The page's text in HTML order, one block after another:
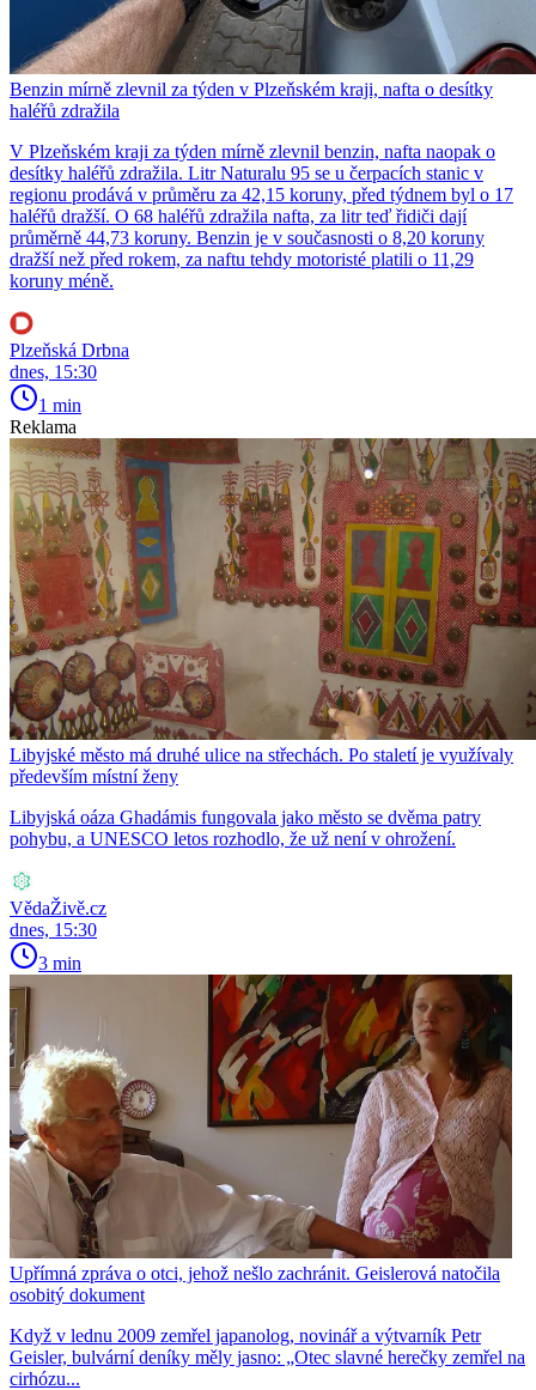
Benzin mírně zlevnil za týden v Plzeňském kraji, nafta o desítky
haléřů zdražila
V Plzeňském kraji za týden mírně zlevnil benzin, nafta naopak o
desítky haléřů zdražila. Litr Naturalu 95 se u čerpacích stanic v
regionu prodává v průměru za 42,15 koruny, před týdnem byl o 17
haléřů dražší. O 68 haléřů zdražila nafta, za litr teď řidiči dají
průměrně 44,73 koruny. Benzin je v současnosti o 8,20 koruny
dražší než před rokem, za naftu tehdy motoristé platili o 11,29
koruny méně.
Plzeňská Drbna
dnes, 15:30
1 min
Reklama
Libyjské město má druhé ulice na střechách. Po staletí je využívaly
především místní ženy
Libyjská oáza Ghadámis fungovala jako město se dvěma patry
pohybu, a UNESCO letos rozhodlo, že už není v ohrožení.
VědaŽivě.cz
dnes, 15:30
3 min
Upřímná zpráva o otci, jehož nešlo zachránit. Geislerová natočila
osobitý dokument
Když v lednu 2009 zemřel japanolog, novinář a výtvarník Petr
Geisler, bulvární deníky měly jasno: „Otec slavné herečky zemřel na
cirhózu...